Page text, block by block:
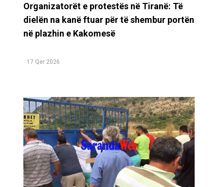
Organizatorët e protestës në Tiranë: Të
dielën na kanë ftuar për të shembur portën
në plazhin e Kakomesë
17 Qer 2026